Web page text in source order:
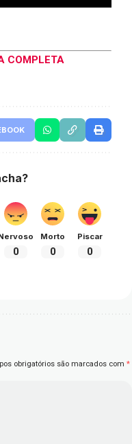
COMPLETA
0
Morto
0
Piscar
0
obrigatórios são marcados com *